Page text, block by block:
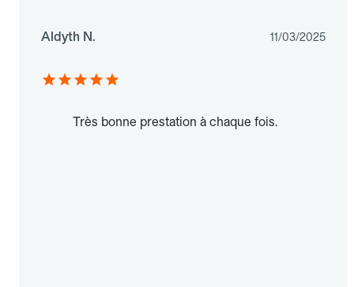
Aldyth N. 11/03/2025
Très bonne prestation à chaque fois.